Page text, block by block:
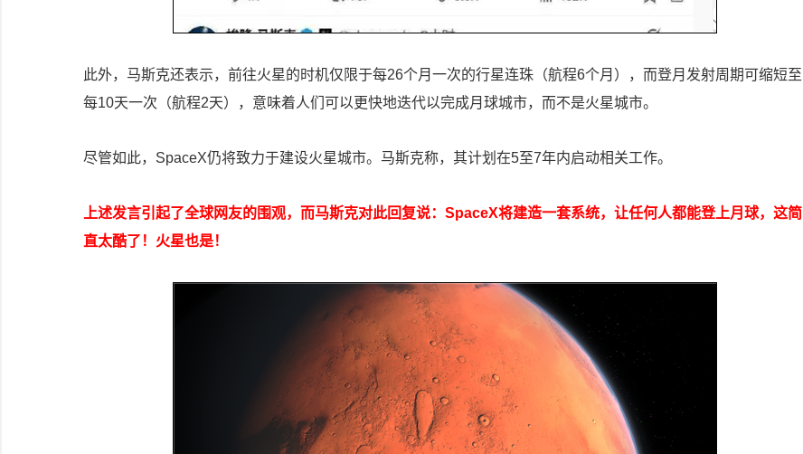
此外，马斯克还表示，前往火星的时机仅限于每26个月一次的行星连珠（航程6个月），而登月发射周期可缩短至
每10天一次（航程2天），意味着人们可以更快地迭代以完成月球城市，而不是火星城市。
尽管如此，SpaceX仍将致力于建设火星城市。马斯克称，其计划在5至7年内启动相关工作。
上述发言引起了全球网友的围观，而马斯克对此回复说：SpaceX将建造一套系统，让任何人都能登上月球，这简
直太酷了！火星也是！